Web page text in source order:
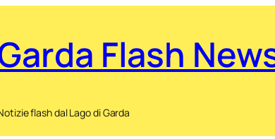
Flash
flash dal Lago di Garda